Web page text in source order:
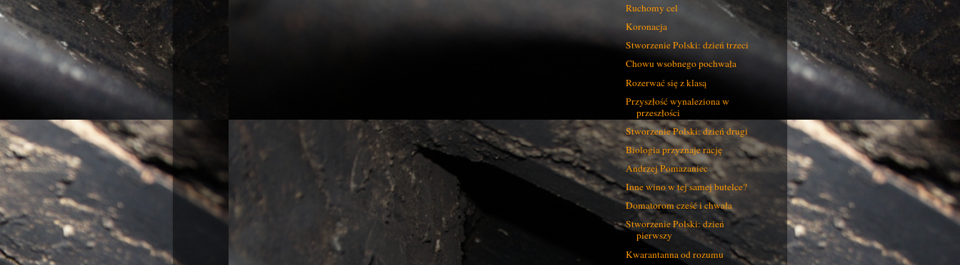
Ruchomy cel
Koronacja
Stworzenie Polski: dzień trzeci
Chowu wsobnego pochwała
Rozerwać się z klasą
Przyszłość wynaleziona w
przeszłości
Stworzenie Polski: dzień drugi
Biologia przyznaje rację
Andrzej Pomazaniec
Inne wino w tej samej butelce?
Domatorom cześć i chwała
Stworzenie Polski: dzień
pierwszy
Kwarantanna od rozumu